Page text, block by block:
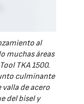
al
muchas áreas
TKA 1500.
culminante
valla de acero
del bisel y